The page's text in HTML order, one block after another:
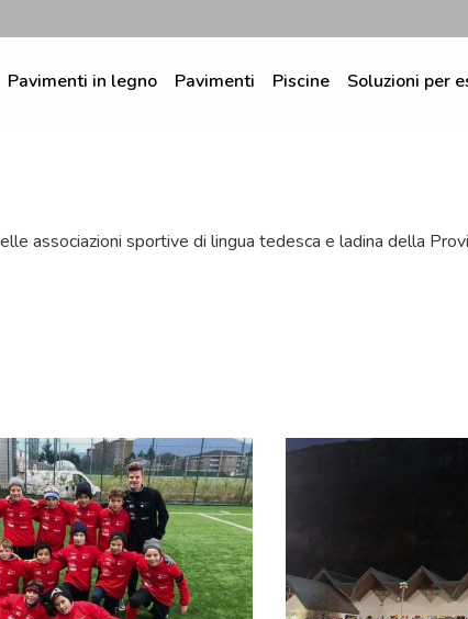
Pavimenti in legno Pavimenti Piscine Soluzioni per
associazioni sportive di lingua tedesca e ladina della